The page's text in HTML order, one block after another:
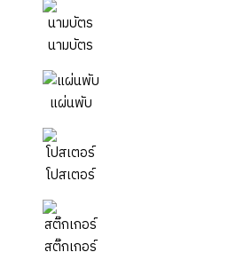
นามบัตร
แผ่นพับ
โปสเตอร์
สติ๊กเกอร์